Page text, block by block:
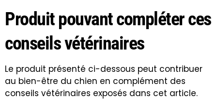
Produit pouvant compléter ces
conseils vétérinaires
Le produit présenté ci-dessous peut contribuer
au bien-être du chien en complément des
conseils vétérinaires exposés dans cet article.